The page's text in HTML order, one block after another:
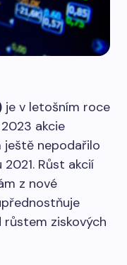
je v letošním roce
akcie
ještě nepodařilo
Růst akcií
z nové
ziskových